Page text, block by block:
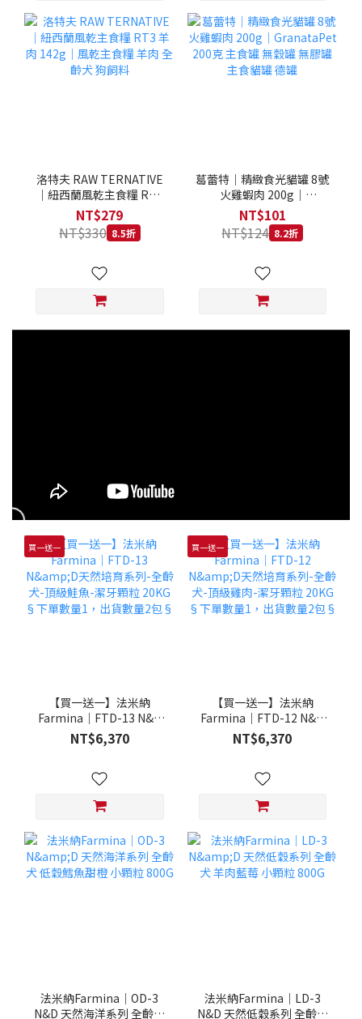
洛特夫 RAW TERNATIVE
｜紐西蘭風乾主食糧 RT3
羊肉 142g｜風乾主食糧 羊
肉 全齡犬 狗飼料
NT$279
NT$330 8.5折
葛蕾特｜精緻食光貓罐 8號
火雞蝦肉 200g｜
GranataPet 200克 主食罐
無穀罐 無膠罐 主食貓罐 德
罐
NT$101
NT$124 8.2折
買一送一
【買一送一】法米納
Farmina｜FTD-13 N&D
天然培育系列-全齡犬-頂級
鮭魚-潔牙顆粒 20KG §下
NT$6,370
買一送一
【買一送一】法米納
Farmina｜FTD-12 N&D
天然培育系列-全齡犬-頂級
雞肉-潔牙顆粒 20KG §下
NT$6,370
法米納Farmina｜OD-3
N&D 天然海洋系列 全齡犬
法米納Farmina｜LD-3
N&D 天然低穀系列 全齡犬